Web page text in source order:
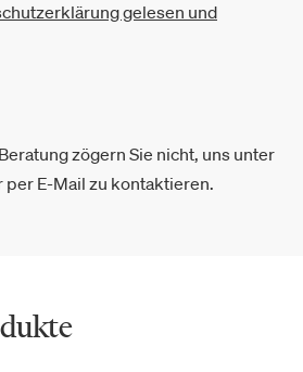
gelesen und
zögern Sie nicht, uns unter
per E-Mail zu kontaktieren.